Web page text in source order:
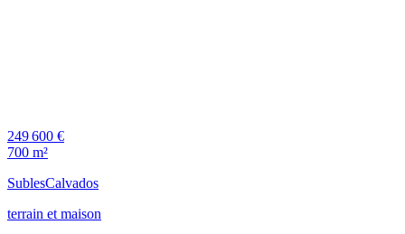
249 600 €
700 m²
SublesCalvados
terrain et maison